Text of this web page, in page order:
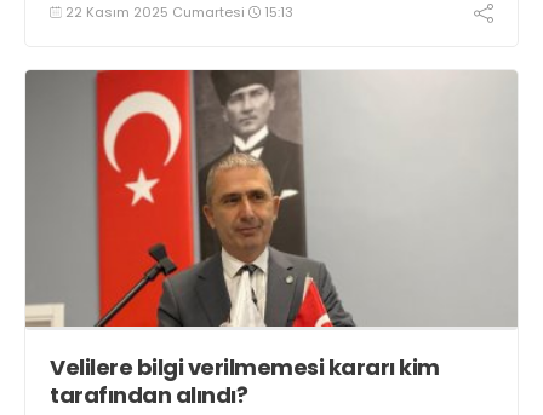
22 Kasım 2025 Cumartesi 15:13
Velilere bilgi verilmemesi kararı kim
tarafından alındı?